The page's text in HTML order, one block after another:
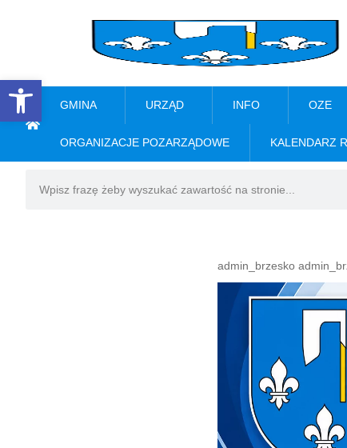
Open toolbar
GMINA URZĄD INFO OZE
ORGANIZACJE POZARZĄDOWE KALENDARZ
admin_brzesko